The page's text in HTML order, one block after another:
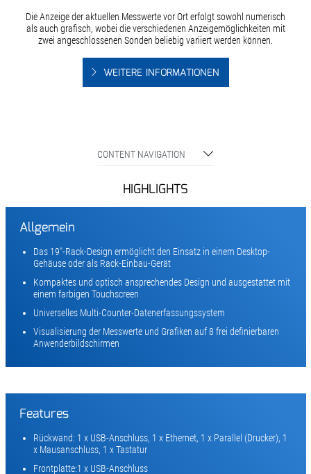
Die Anzeige der aktuellen Messwerte vor Ort erfolgt sowohl numerisch
als auch grafisch, wobei die verschiedenen Anzeigemöglichkeiten mit
zwei angeschlossenen Sonden beliebig variiert werden können.
WEITERE INFORMATIONEN
CONTENT NAVIGATION
HIGHLIGHTS
Allgemein
Das 19"-Rack-Design ermöglicht den Einsatz in einem Desktop-
Gehäuse oder als Rack-Einbau-Gerät
Kompaktes und optisch ansprechendes Design und ausgestattet mit
einem farbigen Touchscreen
Universelles Multi-Counter-Datenerfassungssystem
Visualisierung der Messwerte und Grafiken auf 8 frei definierbaren
Anwenderbildschirmen
Features
Rückwand: 1 x USB-Anschluss, 1 x Ethernet, 1 x Parallel (Drucker), 1
x Mausanschluss, 1 x Tastatur
Frontplatte:1 x USB-Anschluss